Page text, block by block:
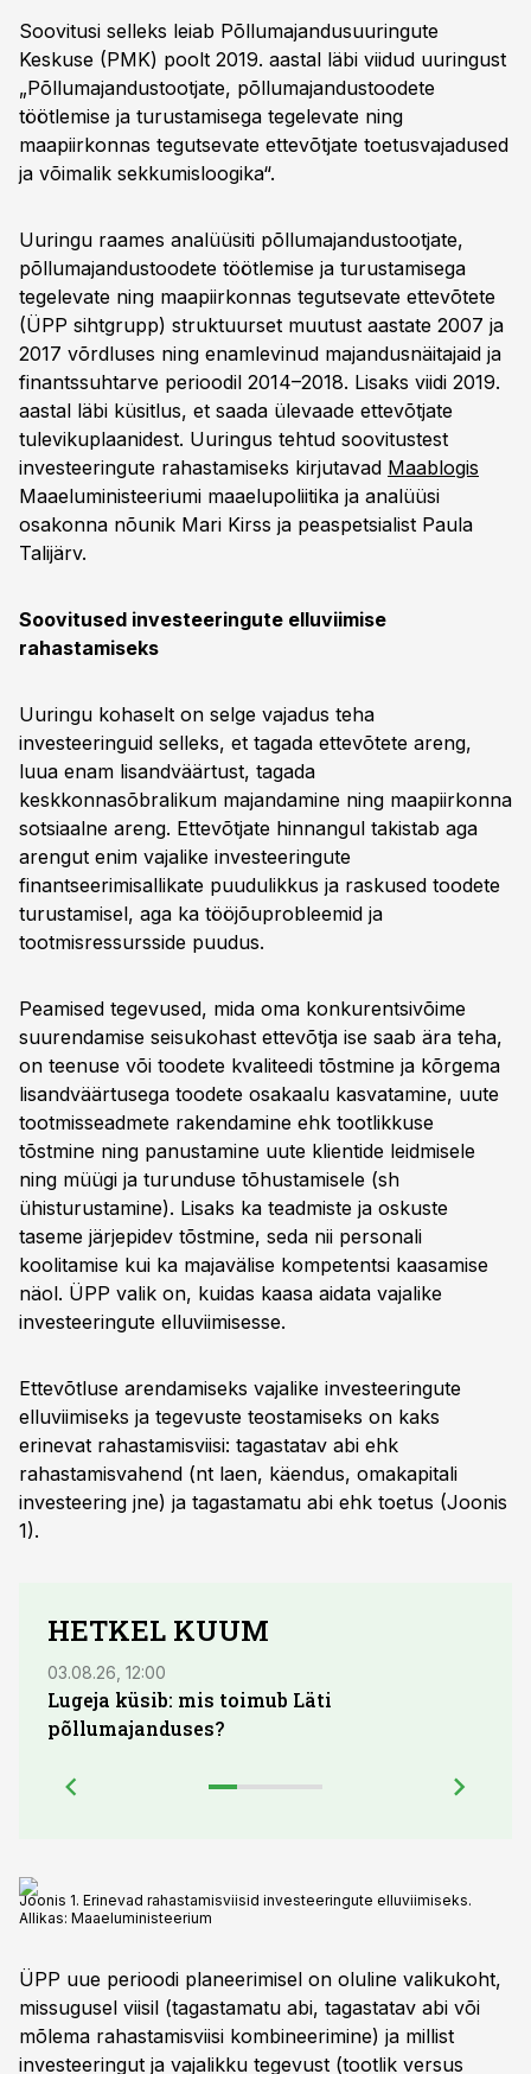
Soovitusi selleks leiab Põllumajandusuuringute
Keskuse (PMK) poolt 2019. aastal läbi viidud uuringust
„Põllumajandustootjate, põllumajandustoodete
töötlemise ja turustamisega tegelevate ning
maapiirkonnas tegutsevate ettevõtjate toetusvajadused
ja võimalik sekkumisloogika“.
Uuringu raames analüüsiti põllumajandustootjate,
põllumajandustoodete töötlemise ja turustamisega
tegelevate ning maapiirkonnas tegutsevate ettevõtete
(ÜPP sihtgrupp) struktuurset muutust aastate 2007 ja
2017 võrdluses ning enamlevinud majandusnäitajaid ja
finantssuhtarve perioodil 2014–2018. Lisaks viidi 2019.
aastal läbi küsitlus, et saada ülevaade ettevõtjate
tulevikuplaanidest. Uuringus tehtud soovitustest
investeeringute rahastamiseks kirjutavad Maablogis
Maaeluministeeriumi maaelupoliitika ja analüüsi
osakonna nõunik Mari Kirss ja peaspetsialist Paula
Talijärv.
Soovitused investeeringute elluviimise
rahastamiseks
Uuringu kohaselt on selge vajadus teha
investeeringuid selleks, et tagada ettevõtete areng,
luua enam lisandväärtust, tagada
keskkonnasõbralikum majandamine ning maapiirkonna
sotsiaalne areng. Ettevõtjate hinnangul takistab aga
arengut enim vajalike investeeringute
finantseerimisallikate puudulikkus ja raskused toodete
turustamisel, aga ka tööjõuprobleemid ja
tootmisressursside puudus.
Peamised tegevused, mida oma konkurentsivõime
suurendamise seisukohast ettevõtja ise saab ära teha,
on teenuse või toodete kvaliteedi tõstmine ja kõrgema
lisandväärtusega toodete osakaalu kasvatamine, uute
tootmisseadmete rakendamine ehk tootlikkuse
tõstmine ning panustamine uute klientide leidmisele
ning müügi ja turunduse tõhustamisele (sh
ühisturustamine). Lisaks ka teadmiste ja oskuste
taseme järjepidev tõstmine, seda nii personali
koolitamise kui ka majavälise kompetentsi kaasamise
näol. ÜPP valik on, kuidas kaasa aidata vajalike
investeeringute elluviimisesse.
Ettevõtluse arendamiseks vajalike investeeringute
elluviimiseks ja tegevuste teostamiseks on kaks
erinevat rahastamisviisi: tagastatav abi ehk
rahastamisvahend (nt laen, käendus, omakapitali
investeering jne) ja tagastamatu abi ehk toetus (Joonis
1).
HETKEL KUUM
03.08.26, 12:00
Lugeja küsib: mis toimub Läti
põllumajanduses?
Joonis 1. Erinevad rahastamisviisid investeeringute elluviimiseks.
Allikas: Maaeluministeerium
ÜPP uue perioodi planeerimisel on oluline valikukoht,
missugusel viisil (tagastamatu abi, tagastatav abi või
mõlema rahastamisviisi kombineerimine) ja millist
investeeringut ja vajalikku tegevust (tootlik versus